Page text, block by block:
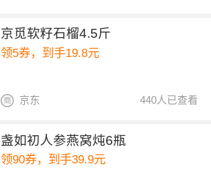
京觅软籽石榴4.5斤
领5券，到手19.8元
440人已查看
京东
盏如初人参燕窝炖6瓶
领90券，到手39.9元